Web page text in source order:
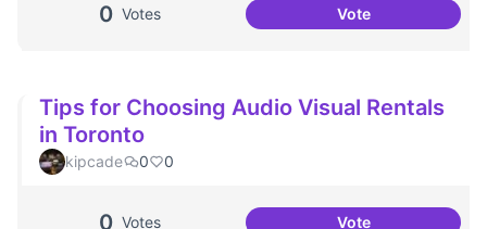
0 Votes VoteHelp with audio
Tips for Choosing Audio Visual Rentals
in Toronto
kipcade 0 0
0 Votes Vote